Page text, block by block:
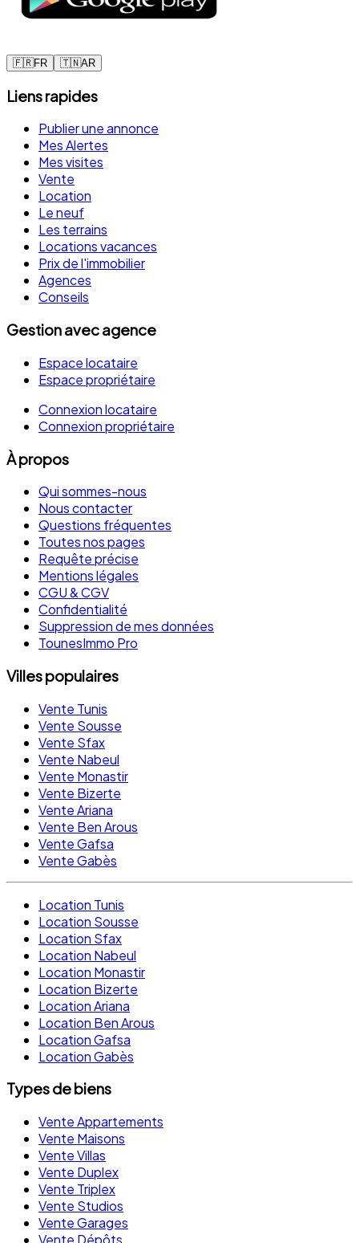
🇫🇷FR 🇹🇳AR
Liens rapides
Publier une annonce
Mes Alertes
Mes visites
Vente
Location
Le neuf
Les terrains
Locations vacances
Prix de l'immobilier
Agences
Conseils
Gestion avec agence
Espace locataire
Espace propriétaire
Connexion locataire
Connexion propriétaire
À propos
Qui sommes-nous
Nous contacter
Questions fréquentes
Toutes nos pages
Requête précise
Mentions légales
CGU & CGV
Confidentialité
Suppression de mes données
TounesImmo Pro
Villes populaires
Vente Tunis
Vente Sousse
Vente Sfax
Vente Nabeul
Vente Monastir
Vente Bizerte
Vente Ariana
Vente Ben Arous
Vente Gafsa
Vente Gabès
Location Tunis
Location Sousse
Location Sfax
Location Nabeul
Location Monastir
Location Bizerte
Location Ariana
Location Ben Arous
Location Gafsa
Location Gabès
Types de biens
Vente Appartements
Vente Maisons
Vente Villas
Vente Duplex
Vente Triplex
Vente Studios
Vente Garages
Vente Dépôts